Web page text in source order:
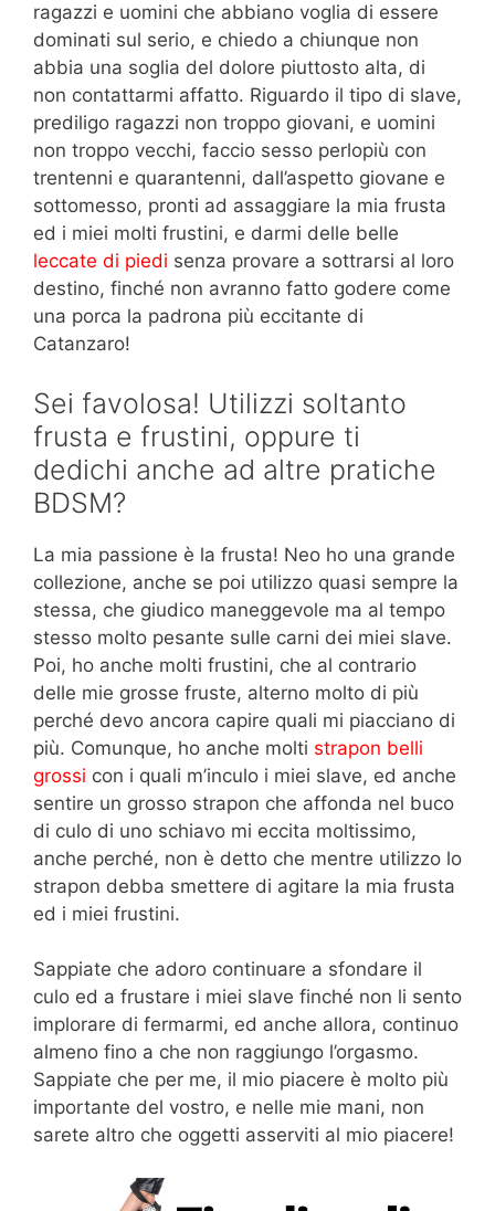
ragazzi e uomini che abbiano voglia di essere
dominati sul serio, e chiedo a chiunque non
abbia una soglia del dolore piuttosto alta, di
non contattarmi affatto. Riguardo il tipo di slave,
prediligo ragazzi non troppo giovani, e uomini
non troppo vecchi, faccio sesso perlopiù con
trentenni e quarantenni, dall’aspetto giovane e
sottomesso, pronti ad assaggiare la mia frusta
ed i miei molti frustini, e darmi delle belle
leccate di piedi senza provare a sottrarsi al loro
destino, finché non avranno fatto godere come
una porca la padrona più eccitante di
Catanzaro!
Sei favolosa! Utilizzi soltanto
frusta e frustini, oppure ti
dedichi anche ad altre pratiche
BDSM?
La mia passione è la frusta! Neo ho una grande
collezione, anche se poi utilizzo quasi sempre la
stessa, che giudico maneggevole ma al tempo
stesso molto pesante sulle carni dei miei slave.
Poi, ho anche molti frustini, che al contrario
delle mie grosse fruste, alterno molto di più
perché devo ancora capire quali mi piacciano di
più. Comunque, ho anche molti strapon belli
grossi con i quali m’inculo i miei slave, ed anche
sentire un grosso strapon che affonda nel buco
di culo di uno schiavo mi eccita moltissimo,
anche perché, non è detto che mentre utilizzo lo
strapon debba smettere di agitare la mia frusta
ed i miei frustini.
Sappiate che adoro continuare a sfondare il
culo ed a frustare i miei slave finché non li sento
implorare di fermarmi, ed anche allora, continuo
almeno fino a che non raggiungo l’orgasmo.
Sappiate che per me, il mio piacere è molto più
importante del vostro, e nelle mie mani, non
sarete altro che oggetti asserviti al mio piacere!